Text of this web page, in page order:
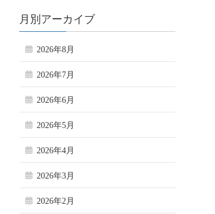
月別アーカイブ
2026年8月
2026年7月
2026年6月
2026年5月
2026年4月
2026年3月
2026年2月